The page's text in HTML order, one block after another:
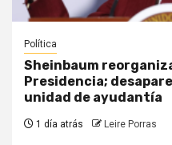
Política
Sheinbaum
Presidencia;
unidad de ayudantía
1 día atrás Leire Porras